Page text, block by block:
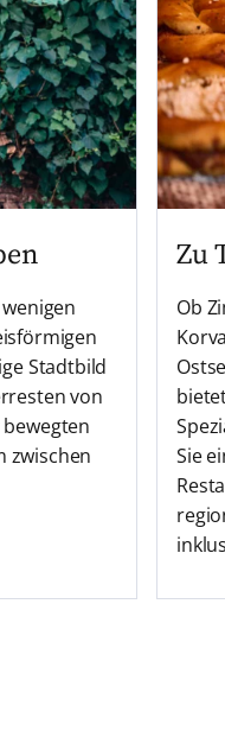
Stadtbild
von
zwischen
Zu
Ob
Sie